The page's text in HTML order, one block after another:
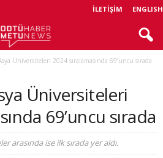
İLETIŞIM ENGLISH
Üniversiteleri 2024 sıralamasında 69’uncu sırada
Üniversiteleri
69’uncu sırada
arasında ise ilk sırada yer aldı.